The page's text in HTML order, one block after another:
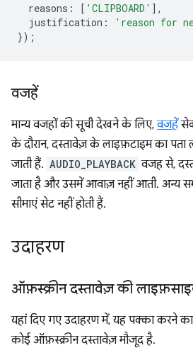
reasons : [ 'CLIPBOARD' ],
justification : 'reason for
});
वजहें
मान्य वजहों की सूची देखने के लिए,वजहें
के दौरान, दस्तावेज़ के लाइफ़टाइम का
जाती हैं. AUDIO_PLAYBACK वजह से,
जाता है और उसमें आवाज़ नहीं आती. अन्य
सीमाएं सेट नहीं होती हैं.
उदाहरण
ऑफ़स्क्रीन दस्तावेज़ की
यहां दिए गए उदाहरण में, यह पक्का करने का
कोई ऑफ़स्क्रीन दस्तावेज़ मौजूद है.